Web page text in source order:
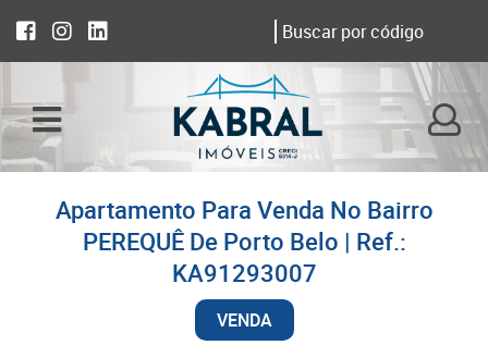
Apartamento Para Venda No Bairro
PEREQUÊ De Porto Belo | Ref.:
KA91293007
VENDA